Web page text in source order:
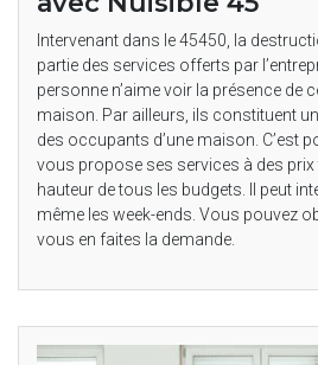
Intervenant dans le 45450, la
partie des services offerts par
personne n’aime voir la présence de
maison. Par ailleurs, ils constituent
des occupants d’une maison. C’est
vous propose ses services à des prix
hauteur de tous les budgets. Il peut
même les week-ends. Vous pouvez
vous en faites la demande.